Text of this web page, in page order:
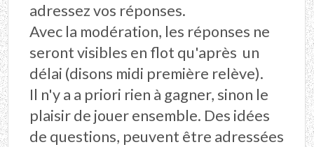
adressez vos réponses.
Avec la modération, les réponses ne
seront visibles en flot qu'après un
délai (disons midi première relève).
Il n'y a a priori rien à gagner, sinon le
plaisir de jouer ensemble. Des idées
de questions, peuvent être adressées